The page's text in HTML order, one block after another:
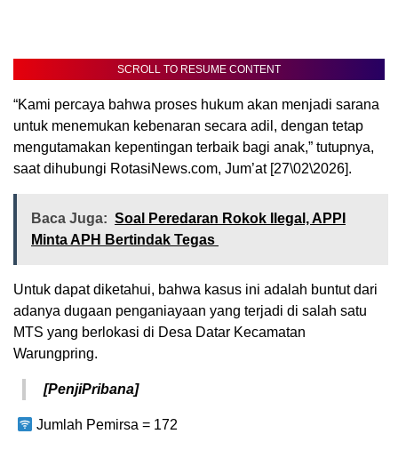
SCROLL TO RESUME CONTENT
“Kami percaya bahwa proses hukum akan menjadi sarana
untuk menemukan kebenaran secara adil, dengan tetap
mengutamakan kepentingan terbaik bagi anak,” tutupnya,
saat dihubungi RotasiNews.com, Jum’at [27\02\2026].
Baca Juga: Soal Peredaran Rokok Ilegal, APPI
Minta APH Bertindak Tegas
Untuk dapat diketahui, bahwa kasus ini adalah buntut dari
adanya dugaan penganiayaan yang terjadi di salah satu
MTS yang berlokasi di Desa Datar Kecamatan
Warungpring.
[PenjiPribana]
Jumlah Pemirsa = 172